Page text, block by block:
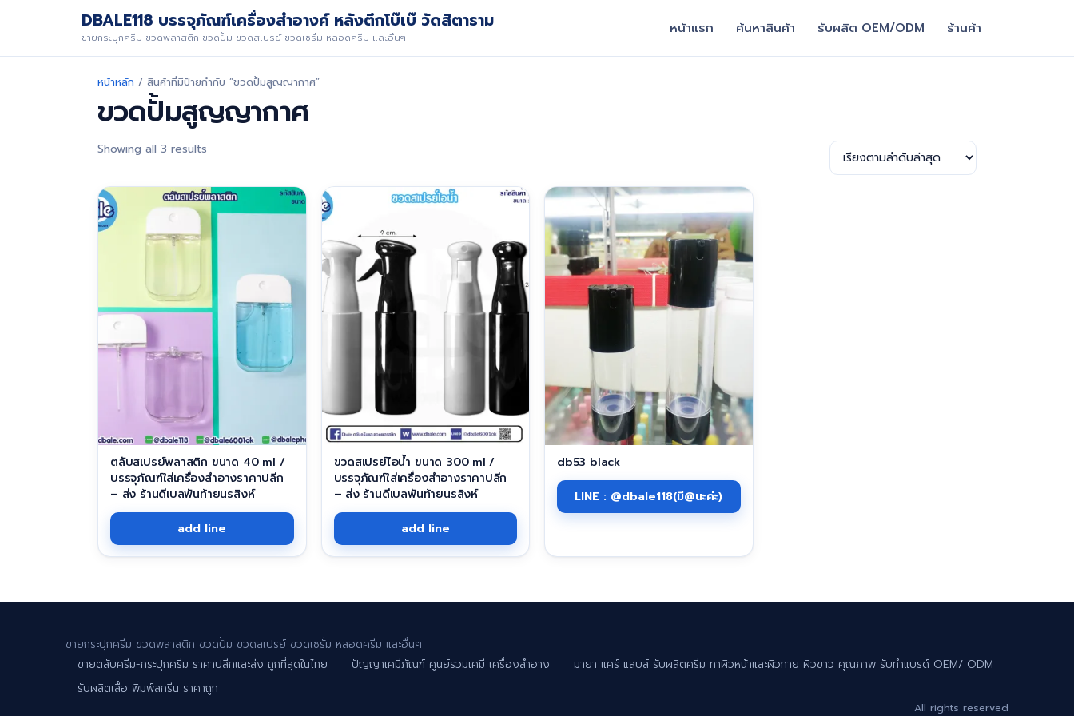
DBALE118 บรรจุภัณฑ์เครื่องสำอางค์ หลังตึกโบ๊เบ๊ วัดสิตาราม
ขายกระปุกครีม ขวดพลาสติก ขวดปั้ม ขวดสเปรย์ ขวดเซรั่ม หลอดครีม และอื่นๆ
หน้าแรก ค้นหาสินค้า รับผลิต OEM/ODM ร้านค้า
หน้าหลัก / สินค้าที่มีป้ายกำกับ “ขวดปั้มสูญญากาศ”
ขวดปั้มสูญญากาศ
Showing all 3 results
ตลับสเปรย์พลาสติก ขนาด 40 ml /
บรรจุภัณฑ์ใส่เครื่องสำอางราคาปลีก
– ส่ง ร้านดีเบลพันท้ายนรสิงห์
add line
ขวดสเปรย์ไอน้ำ ขนาด 300 ml /
บรรจุภัณฑ์ใส่เครื่องสำอางราคาปลีก
– ส่ง ร้านดีเบลพันท้ายนรสิงห์
add line
db53 black
LINE : @dbale118(มี@นะค่ะ)
ขายกระปุกครีม ขวดพลาสติก ขวดปั้ม ขวดสเปรย์ ขวดเซรั่ม หลอดครีม และอื่นๆ
ขายตลับครีม-กระปุกครีม ราคาปลีกและส่ง ถูกที่สุดในไทย
ปัญญาเคมีภัณฑ์ ศูนย์รวมเคมี เครื่องสำอาง
มายา แคร์ แลบส์ รับผลิตครีม ทาผิวหน้าและผิวกาย ผิวขาว คุณภาพ รับทำแบรด์ OEM/ ODM
รับผลิตเสื้อ พิมพ์สกรีน ราคาถูก
All rights reserved